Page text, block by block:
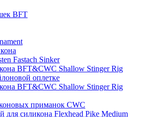
BFT
Fastach Sinker
BFT&CWC Shallow Stinger Rig
оплетке
BFT&CWC Shallow Stinger Rig
приманок CWC
силикона Flexhead Pike Medium